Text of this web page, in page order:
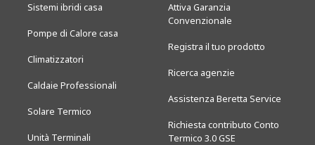
Sistemi ibridi casa
Pompe di Calore casa
Climatizzatori
Caldaie Professionali
Solare Termico
Unità Terminali
Attiva Garanzia
Convenzionale
Registra il tuo prodotto
Ricerca agenzie
Assistenza Beretta Service
Richiesta contributo Conto
Termico 3.0 GSE